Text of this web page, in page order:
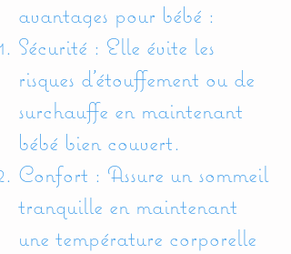
avantages pour bébé :
Sécurité : Elle évite les
risques d’étouffement ou de
surchauffe en maintenant
bébé bien couvert.
Confort : Assure un sommeil
tranquille en maintenant
une température corporelle